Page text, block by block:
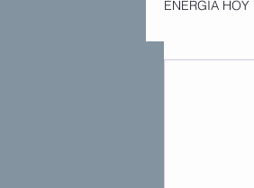
ENERGÍA HOY